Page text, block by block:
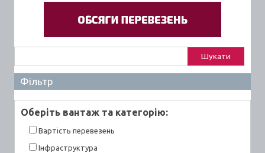
Фільтр
Оберiть вантаж та категорiю:
Вартiсть перевезень
Інфраструктура